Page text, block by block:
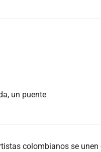
un puente
colombianos se